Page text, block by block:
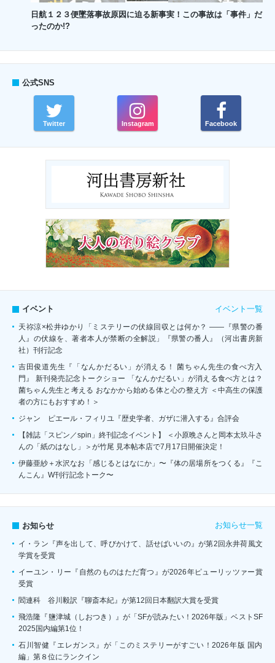
日航１２３便墜落事故原因に迫る新事実！この事故は「事件」だ
ったのか!?
公式SNS
Twitter Instagram Facebook
イベント イベント一覧
天祢涼×松井ゆかり「ミステリーの伏線回収とは何か？ ――『県警の番
人』の伏線を、著者本人が禁断の全解説」『県警の番人』（河出書房新
社）刊行記念
吉田俊道先生『「なんかだるい」が消える！ 菌ちゃん先生の食べ方入
門』 新刊発売記念トークショー 「なんかだるい」が消える食べ方とは？
菌ちゃん先生と考える おなかから始める体と心の整え方 ＜中高生の保護
者の方にもおすすめ！＞
ジャン゠ピエール・フィリユ『歴史学者、ガザに潜入する』合評会
【雑誌「スピン／spin」終刊記念イベント】 ＜小原晩さんと岡本太玖斗さ
んの「紙のはなし」＞が竹尾 見本帖本店で7月17日開催決定！
伊藤亜紗＋水沢なお「感じるとはなにか」〜『体の居場所をつくる』『こ
んこん』W刊行記念トーク〜
お知らせ お知らせ一覧
イ・ラン『声を出して、呼びかけて、話せばいいの』が第2回永井荷風文
学賞を受賞
イーユン・リー『自然のものはただ育つ』が2026年ピューリッツァー賞
受賞
閻連科 谷川毅訳『聊斎本紀』が第12回日本翻訳大賞を受賞
飛浩隆『鹽津城（しおつき）』が「SFが読みたい！2026年版」ベストSF
2025国内編第1位！
石川智健『エレガンス』が「このミステリーがすごい！2026年版 国内
編」第８位にランクイン